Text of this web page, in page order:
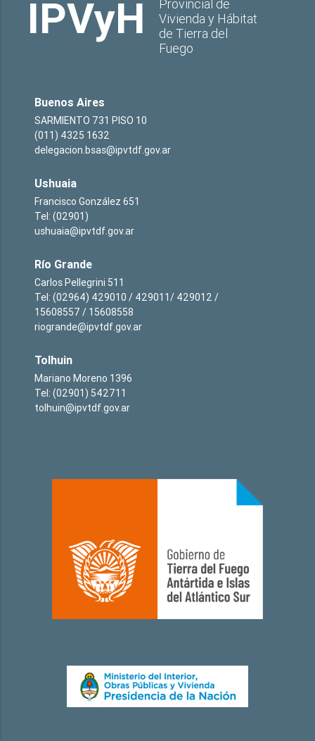
IPVyH
Provincial de
Vivienda y Hábitat
de Tierra del
Fuego
Buenos Aires
SARMIENTO 731 PISO 10
(011) 4325 1632
delegacion.bsas@ipvtdf.gov.ar
Ushuaia
Francisco González 651
Tel: (02901)
ushuaia@ipvtdf.gov.ar
Río Grande
Carlos Pellegrini 511
Tel: (02964) 429010 / 429011/ 429012 /
15608557 / 15608558
riogrande@ipvtdf.gov.ar
Tolhuin
Mariano Moreno 1396
Tel: (02901) 542711
tolhuin@ipvtdf.gov.ar